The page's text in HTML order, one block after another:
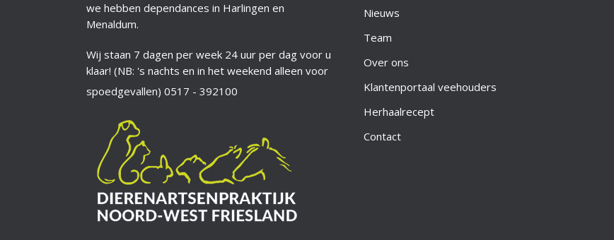
we hebben dependances in Harlingen en
Menaldum.
Wij staan 7 dagen per week 24 uur per dag voor u
klaar! (NB: 's nachts en in het weekend alleen voor
spoedgevallen) 0517 - 392100
Nieuws
Team
Over ons
Klantenportaal veehouders
Herhaalrecept
Contact